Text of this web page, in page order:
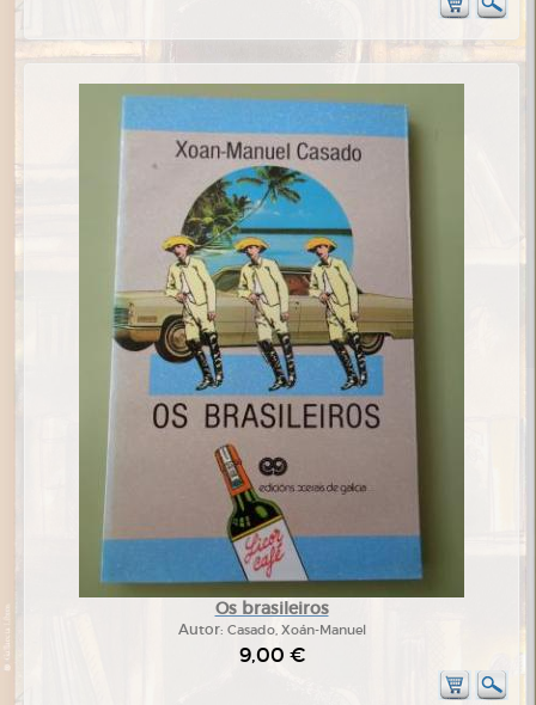
Os brasileiros
Autor: Casado, Xoán-Manuel
9,00 €